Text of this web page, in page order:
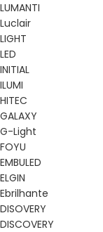
LUMANTI
Luclair
LIGHT
LED
INITIAL
ILUMI
HITEC
GALAXY
G-Light
FOYU
EMBULED
ELGIN
Ebrilhante
DISOVERY
DISCOVERY